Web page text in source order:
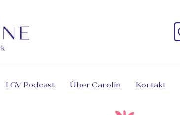
LGV Podcast Über Carolin Kontakt